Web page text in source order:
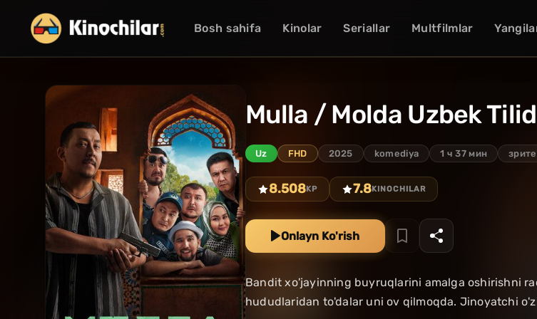
Bosh sahifa Kinolar Seriallar Multfilmlar
Mulla / Molda Uzbek
Uz FHD 2025 komediya 1 ч 37 мин
8.508KP 7.8KINOCHILAR
Onlayn Ko'rish
Bandit xo'jayinning buyruqlarini amalga oshirishni
hududlaridan to'dalar uni ov qilmoqda. Jinoyatchi